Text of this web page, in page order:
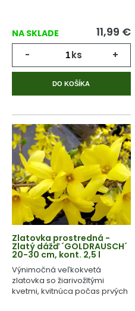
NA SKLADE 11,99 €
- ks +
DO KOŠÍKA
Zlatovka prostredná -
Zlatý dážď ´GOLDRAUSCH´
20-30 cm, kont. 2,5 l
Výnimočná veľkokvetá
zlatovka so žiarivožltými
kvetmi, kvitnúca počas prvých